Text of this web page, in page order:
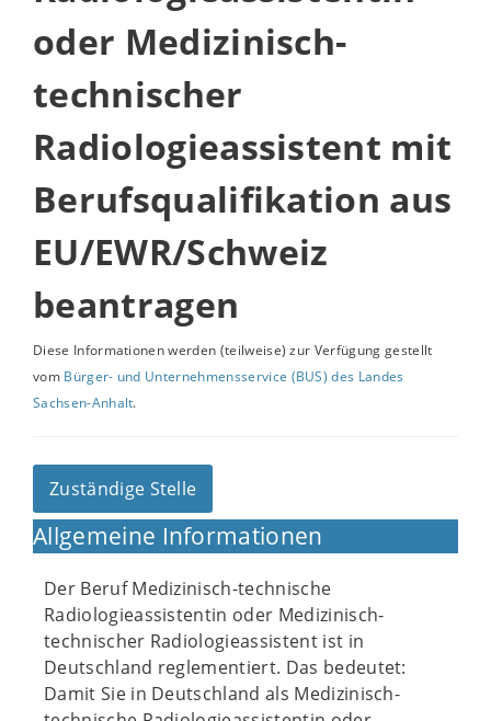
oder Medizinisch-
technischer
Radiologieassistent mit
Berufsqualifikation aus
EU/EWR/Schweiz
beantragen
Diese Informationen werden (teilweise) zur Verfügung gestellt
vom Bürger- und Unternehmensservice (BUS) des Landes
Sachsen-Anhalt.
Zuständige Stelle
Allgemeine Informationen
Der Beruf Medizinisch-technische
Radiologieassistentin oder Medizinisch-
technischer Radiologieassistent ist in
Deutschland reglementiert. Das bedeutet:
Damit Sie in Deutschland als Medizinisch-